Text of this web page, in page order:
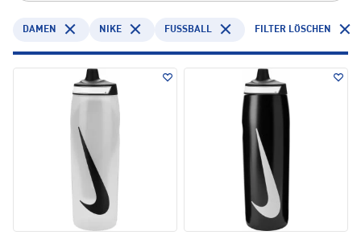
DAMEN NIKE FUSSBALL FILTER LÖSCHEN